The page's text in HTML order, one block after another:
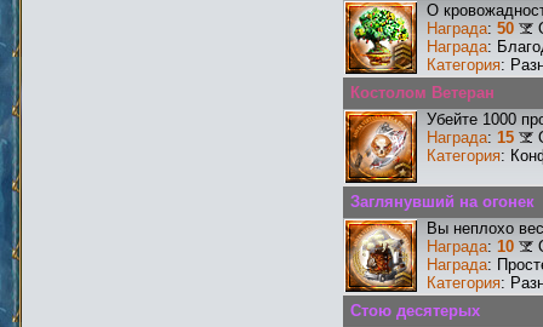
О
Награда: 50
Награда:
Категория:
Костолом Ветеран
Убейте 1000
Награда: 15
Категория:
Заглянувший на огонек
Вы неплохо
Награда: 10
Награда:
Категория:
Стою десятерых